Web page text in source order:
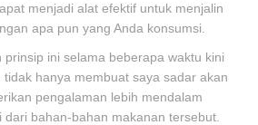
menjadi alat efektif untuk menjalin
apa pun yang Anda konsumsi.
ini selama beberapa waktu kini
hanya membuat saya sadar akan
pengalaman lebih mendalam
bahan-bahan makanan tersebut.